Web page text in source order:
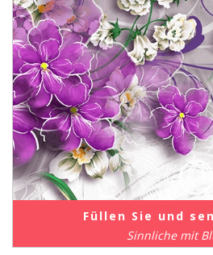
Füllen Sie und
Sinnliche mit